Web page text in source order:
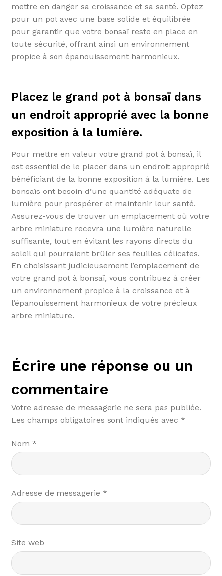
mettre en danger sa croissance et sa santé. Optez
pour un pot avec une base solide et équilibrée
pour garantir que votre bonsaï reste en place en
toute sécurité, offrant ainsi un environnement
propice à son épanouissement harmonieux.
Placez le grand pot à bonsaï dans
un endroit approprié avec la bonne
exposition à la lumière.
Pour mettre en valeur votre grand pot à bonsaï, il
est essentiel de le placer dans un endroit approprié
bénéficiant de la bonne exposition à la lumière. Les
bonsaïs ont besoin d’une quantité adéquate de
lumière pour prospérer et maintenir leur santé.
Assurez-vous de trouver un emplacement où votre
arbre miniature recevra une lumière naturelle
suffisante, tout en évitant les rayons directs du
soleil qui pourraient brûler ses feuilles délicates.
En choisissant judicieusement l’emplacement de
votre grand pot à bonsaï, vous contribuez à créer
un environnement propice à la croissance et à
l’épanouissement harmonieux de votre précieux
arbre miniature.
Écrire une réponse ou un
commentaire
Votre adresse de messagerie ne sera pas publiée.
Les champs obligatoires sont indiqués avec *
Nom *
Adresse de messagerie *
Site web